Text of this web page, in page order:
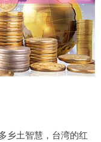
乡土智慧，台湾的红